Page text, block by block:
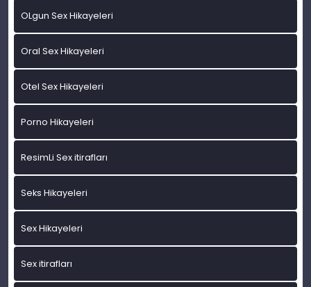
OLgun Sex Hikayeleri
Oral Sex Hikayeleri
Otel Sex Hikayeleri
Porno Hikayeleri
ResimLi Sex itirafları
Seks Hikayeleri
Sex Hikayeleri
Sex itirafları